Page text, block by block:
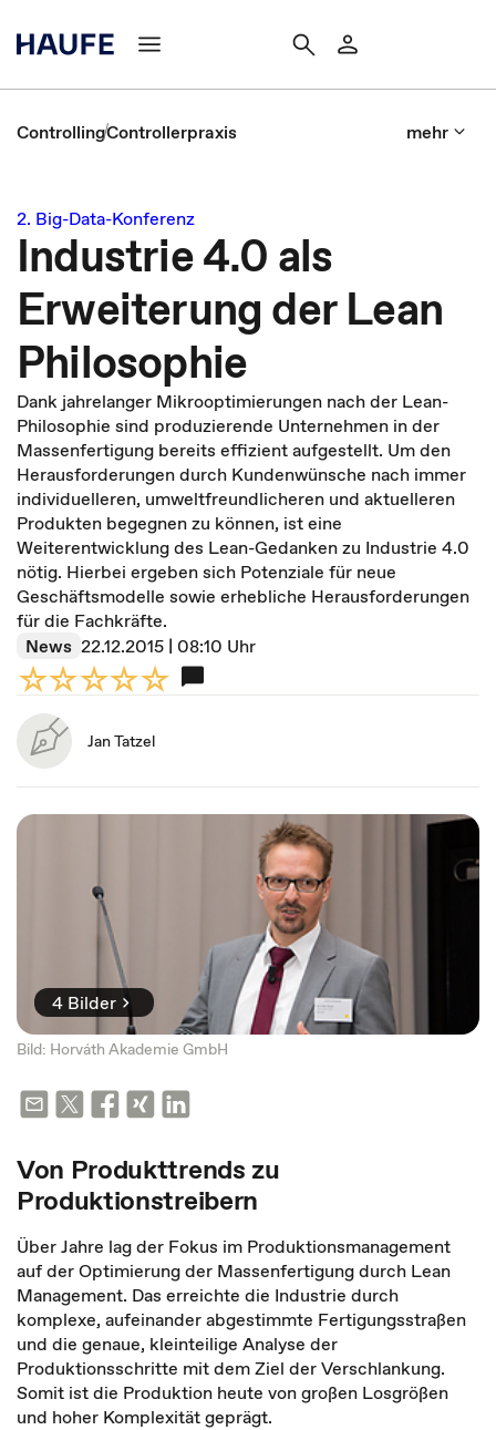
ControllingControllerpraxis mehr
2. Big-Data-Konferenz
Industrie 4.0 als
Erweiterung der Lean
Philosophie
Dank jahrelanger Mikrooptimierungen nach der Lean-
Philosophie sind produzierende Unternehmen in der
Massenfertigung bereits effizient aufgestellt. Um den
Herausforderungen durch Kundenwünsche nach immer
individuelleren, umweltfreundlicheren und aktuelleren
Produkten begegnen zu können, ist eine
Weiterentwicklung des Lean-Gedanken zu Industrie 4.0
nötig. Hierbei ergeben sich Potenziale für neue
Geschäftsmodelle sowie erhebliche Herausforderungen
für die Fachkräfte.
News 22.12.2015 | 08:10 Uhr
Jan Tatzel
4 Bilder
Bild: Horváth Akademie GmbH
Von Produkttrends zu
Produktionstreibern
Über Jahre lag der Fokus im Produktionsmanagement
auf der Optimierung der Massenfertigung durch Lean
Management. Das erreichte die Industrie durch
komplexe, aufeinander abgestimmte Fertigungsstraßen
und die genaue, kleinteilige Analyse der
Produktionsschritte mit dem Ziel der Verschlankung.
Somit ist die Produktion heute von großen Losgrößen
und hoher Komplexität geprägt.